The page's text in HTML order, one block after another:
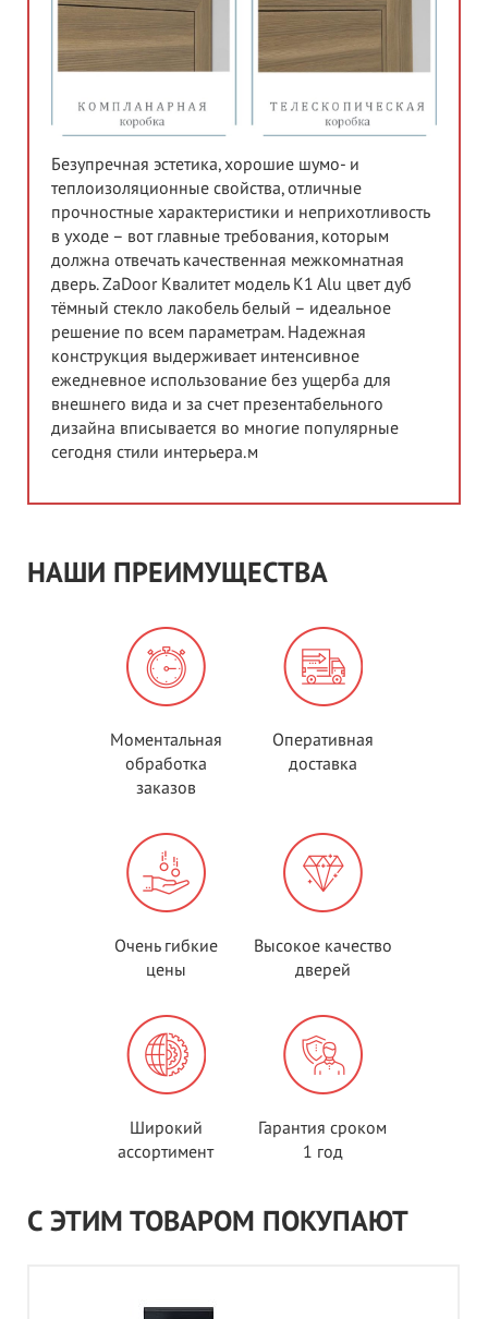
Безупречная эстетика, хорошие шумо- и
теплоизоляционные свойства, отличные
прочностные характеристики и неприхотливость
в уходе – вот главные требования, которым
должна отвечать качественная межкомнатная
дверь. ZaDoor Квалитет модель K1 Alu цвет дуб
тёмный стекло лакобель белый – идеальное
решение по всем параметрам. Надежная
конструкция выдерживает интенсивное
ежедневное использование без ущерба для
внешнего вида и за счет презентабельного
дизайна вписывается во многие популярные
сегодня стили интерьера.м
НАШИ ПРЕИМУЩЕСТВА
Моментальная
обработка
заказов
Оперативная
доставка
Очень гибкие
цены
Высокое качество
дверей
Широкий
ассортимент
Гарантия сроком
1 год
С ЭТИМ ТОВАРОМ ПОКУПАЮТ